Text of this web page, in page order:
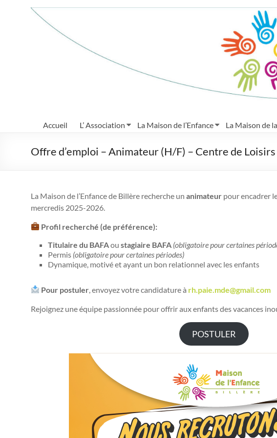
Maison
l'Enfance
Accueil L’ Association La Maison de l’Enfance La Maison de
Offre d’emploi – Animateur (H/F) – Centre de
La Maison de l’Enfance de Billère recherche un animateur pour encadrer
mercredis 2025-2026.
Profil recherché (de préférence):
Titulaire du BAFAou stagiaire BAFA (obligatoire pour certaines
Permis (obligatoire pourcertaines périodes)
Dynamique, motivé et ayant un bon relationnel avec les enfants
Pour postuler , envoyez votre candidature à rh.paie.mde@gmail.com
Rejoignez une équipe passionnée pour offrir aux enfants des vacances
POSTULER